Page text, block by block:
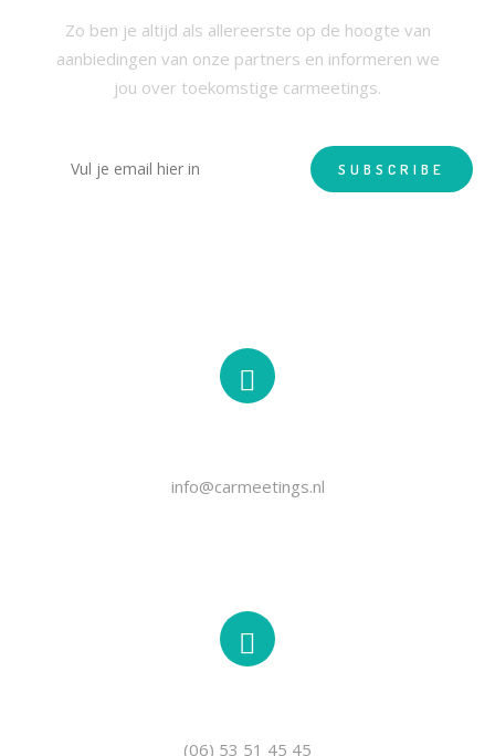
Zo ben je altijd als allereerste op de hoogte van
aanbiedingen van onze partners en informeren we
jou over toekomstige carmeetings.
info@carmeetings.nl
(06) 53 51 45 45